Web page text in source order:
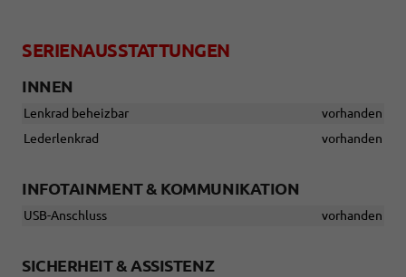
SERIENAUSSTATTUNGEN
INNEN
Lenkrad beheizbar
vorhanden
Lederlenkrad
vorhanden
INFOTAINMENT & KOMMUNIKATION
USB-Anschluss vorhanden
SICHERHEIT & ASSISTENZ